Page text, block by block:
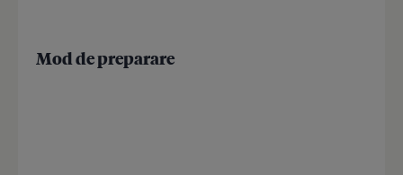
Mod de preparare